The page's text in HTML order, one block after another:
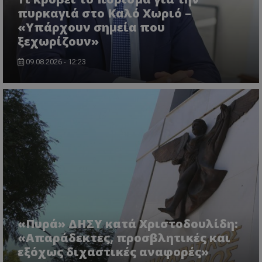
πυρκαγιά στο Καλό Χωριό –
«Υπάρχουν σημεία που
ξεχωρίζουν»
09.08.2026 - 12:23
«Πυρά» ΔΗΣΥ κατά Χριστοδουλίδη:
«Απαράδεκτες, προσβλητικές και
εξόχως διχαστικές αναφορές»